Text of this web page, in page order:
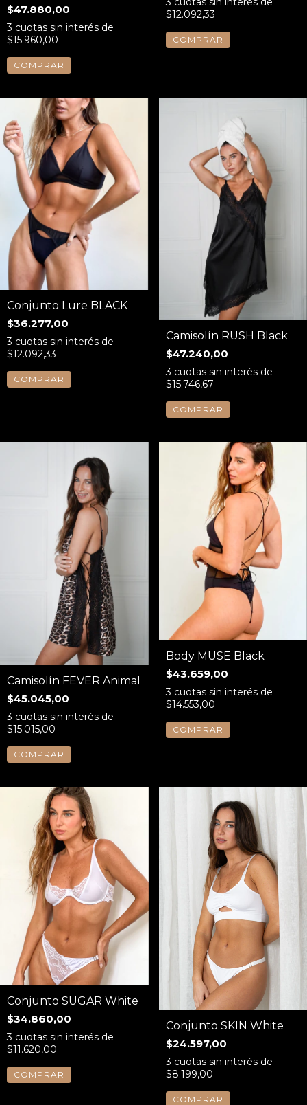
$47.880,00
3 cuotas sin interés de
$15.960,00
COMPRAR
$12.092,33
COMPRAR
Conjunto Lure BLACK
$36.277,00
3 cuotas sin interés de
$12.092,33
COMPRAR
Camisolín RUSH Black
$47.240,00
3 cuotas sin interés de
$15.746,67
COMPRAR
Camisolín FEVER Animal
$45.045,00
3 cuotas sin interés de
$15.015,00
COMPRAR
Body MUSE Black
$43.659,00
3 cuotas sin interés de
$14.553,00
COMPRAR
Conjunto SUGAR White
$34.860,00
3 cuotas sin interés de
$11.620,00
COMPRAR
Conjunto SKIN White
$24.597,00
3 cuotas sin interés de
$8.199,00
COMPRAR